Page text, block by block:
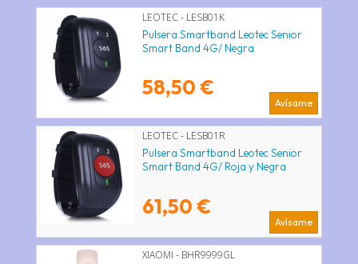
LEOTEC - LESB01K
Pulsera Smartband Leotec Senior
Smart Band 4G/ Negra
58,50 €
Avísame
LEOTEC - LESB01R
Pulsera Smartband Leotec Senior
Smart Band 4G/ Roja y Negra
61,50 €
Avísame
XIAOMI - BHR9999GL